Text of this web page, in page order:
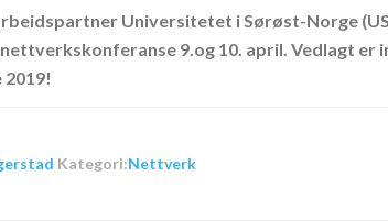
Universitetet i Sørøst-Norge
9.og 10. april. Vedlagt er
Kategori:Nettverk